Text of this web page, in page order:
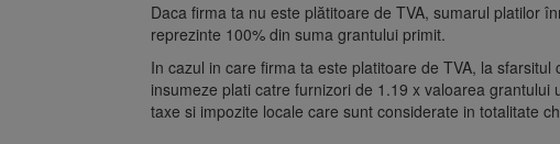
Daca firma ta nu este plătitoare de TVA, sumarul platilor
reprezinte 100% din suma grantului primit.
In cazul in care firma ta este platitoare de TVA, la
insumeze plati catre furnizori de 1.19 x valoarea
taxe si impozite locale care sunt considerate in totalitate